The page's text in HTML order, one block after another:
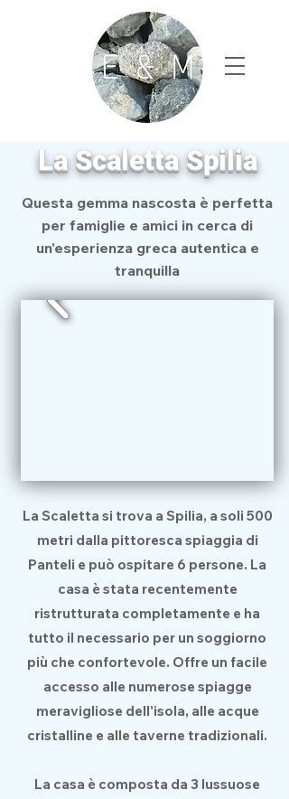
La Scaletta Spilia
Questa gemma nascosta è perfetta
per famiglie e amici in cerca di
un'esperienza greca autentica e
tranquilla
La Scaletta si trova a Spilia, a soli 500
metri dalla pittoresca spiaggia di
Panteli e può ospitare 6 persone. La
casa è stata recentemente
ristrutturata completamente e ha
tutto il necessario per un soggiorno
più che confortevole. Offre un facile
accesso alle numerose spiagge
meravigliose dell'isola, alle acque
cristalline e alle taverne tradizionali.
La casa è composta da 3 lussuose